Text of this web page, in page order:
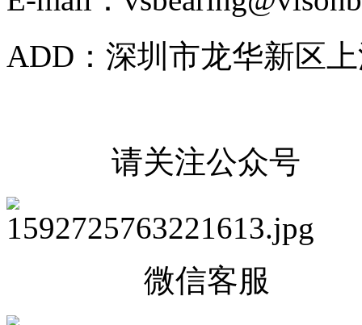
ADD：深圳市龙华新区
请关注公众号
微信客服